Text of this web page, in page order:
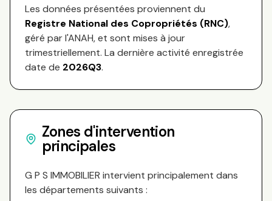
Les données présentées proviennent du
Registre National des Copropriétés (RNC),
géré par l'ANAH, et sont mises à jour
trimestriellement. La dernière activité enregistrée
date de 2026Q3.
Zones d'intervention
principales
G P S IMMOBILIER intervient principalement dans
les départements suivants :